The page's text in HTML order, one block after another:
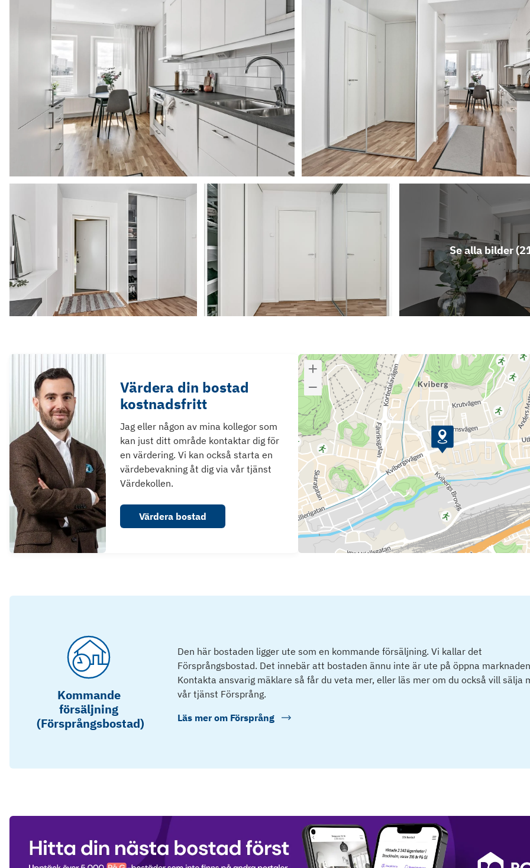
Se alla bilder (
Värdera din bostad
kostnadsfritt
Jag eller någon av mina kollegor som
kan just ditt område kontaktar dig för
en värdering. Vi kan också starta en
värdebevakning åt dig via vår tjänst
Värdekollen.
Värdera bostad
Kommande
försäljning
(Försprångsbostad)
Den här bostaden ligger ute som en kommande försäljning. Vi kallar det
Försprångsbostad. Det innebär att bostaden ännu inte är ute på öppna
Kontakta ansvarig mäklare så får du veta mer, eller läs mer om du också vill sälja
vår tjänst Försprång.
Läs mer om Försprång